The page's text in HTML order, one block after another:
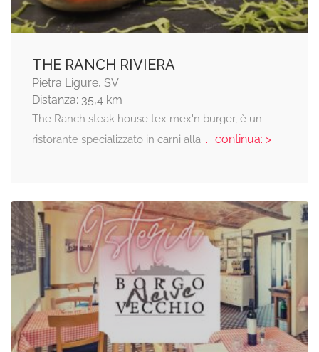
THE RANCH RIVIERA
Pietra Ligure, SV
Distanza: 35,4 km
The Ranch steak house tex mex'n burger, è un
ristorante specializzato in carni alla... continua: >